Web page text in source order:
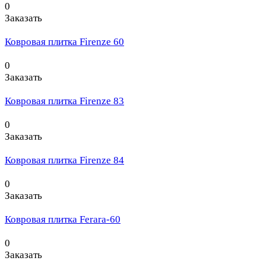
0
Заказать
Ковровая плитка Firenze 60
0
Заказать
Ковровая плитка Firenze 83
0
Заказать
Ковровая плитка Firenze 84
0
Заказать
Ковровая плитка Ferara-60
0
Заказать